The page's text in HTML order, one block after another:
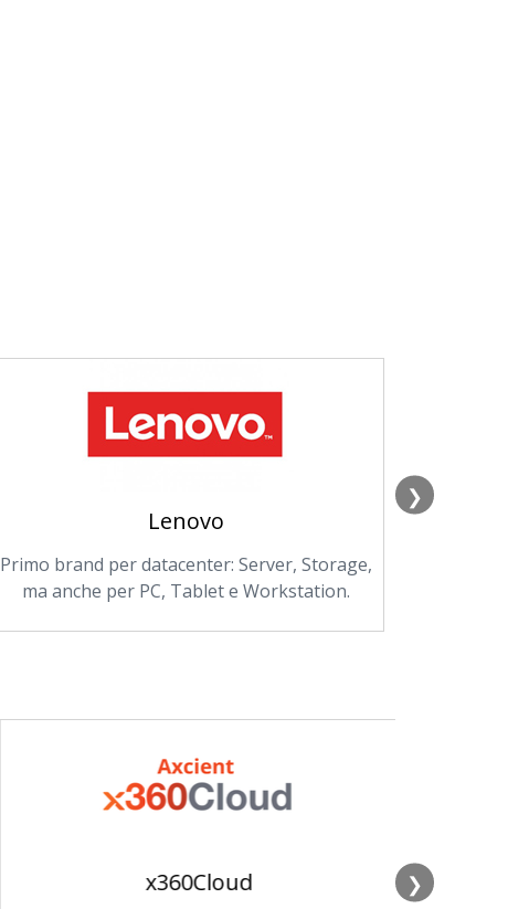
Lenovo
Primo brand per datacenter: Server, Storage,
ma anche per PC, Tablet e Workstation.
❯
x360Cloud ❯